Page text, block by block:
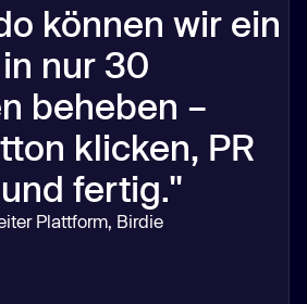
können wir ein
nur 30
beheben –
klicken, PR
fertig."
Plattform, Birdie